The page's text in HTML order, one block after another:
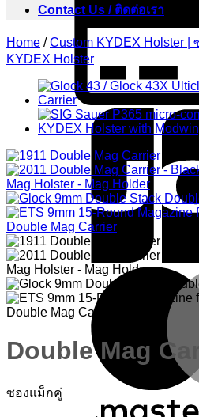
Contact Us / ติดต่อเรา
Home / Custom KYDEX Holster |
KYDEX Holster
Double Mag
ซองแม็กคู่